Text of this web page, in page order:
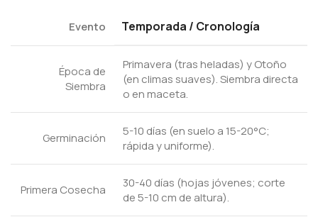
Evento Temporada / Cronología
Época de
Siembra
Primavera (tras heladas) y Otoño
(en climas suaves). Siembra directa
o en maceta.
Germinación
5-10 días (en suelo a 15-20°C;
rápida y uniforme).
Primera Cosecha
30-40 días (hojas jóvenes; corte
de 5-10 cm de altura).